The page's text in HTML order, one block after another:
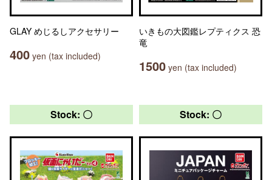
GLAY めじるしアクセサリー
400 yen (tax included)
いきもの大図鑑レプティクス 恐
竜
1500 yen (tax included)
Stock: 〇 Stock: 〇